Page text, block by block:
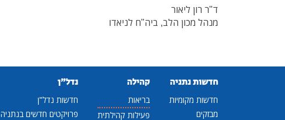
ד"ר רון ליאור
מנהל מכון הלב, ביה"ח לניאדו
חדשות נתניה
חדשות מקומיות
מבזקים
קהילה
בריאות
פעילות קהילתית
נדל"ן
חדשות נדל"ן
פרויקטים חדשים בנתניה